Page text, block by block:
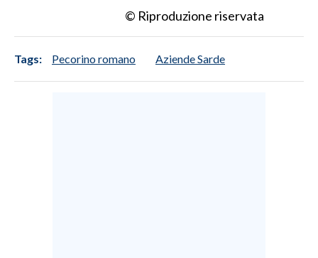
© Riproduzione riservata
Tags: Pecorino romano Aziende Sarde